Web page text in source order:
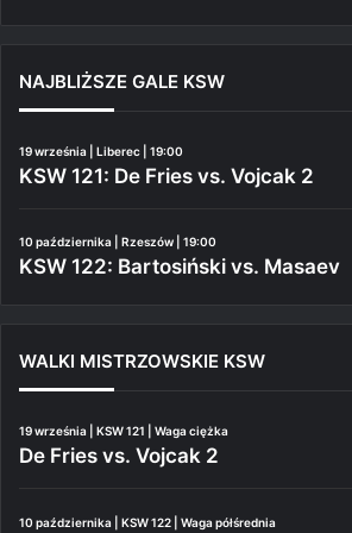
NAJBLIŻSZE GALE KSW
19 września | Liberec | 19:00
KSW 121: De Fries vs. Vojcak 2
10 października | Rzeszów | 19:00
KSW 122: Bartosiński vs. Masaev
WALKI MISTRZOWSKIE KSW
19 września | KSW 121 | Waga ciężka
De Fries vs. Vojcak 2
10 października | KSW 122 | Waga półśrednia